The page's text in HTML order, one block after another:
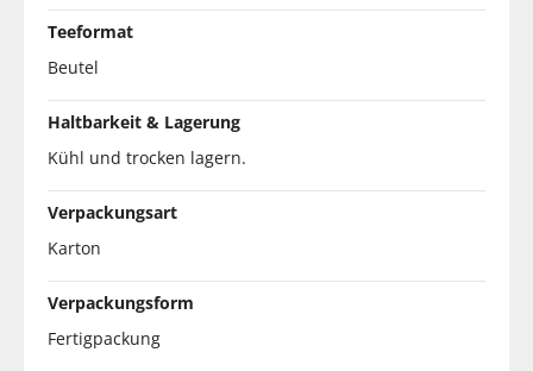
Teeformat
Beutel
Haltbarkeit & Lagerung
Kühl und trocken lagern.
Verpackungsart
Karton
Verpackungsform
Fertigpackung